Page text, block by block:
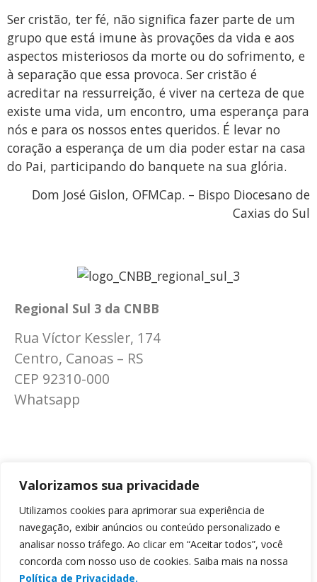
Valorizamos sua privacidade
Utilizamos cookies para aprimorar sua experiência de
navegação, exibir anúncios ou conteúdo personalizado e
analisar nosso tráfego. Ao clicar em “Aceitar todos”, você
concorda com nosso uso de cookies. Saiba mais na nossa
Política de Privacidade.
Ser cristão, ter fé, não significa fazer parte de um
grupo que está imune às provações da vida e aos
aspectos misteriosos da morte ou do sofrimento, e
à separação que essa provoca. Ser cristão é
acreditar na ressurreição, é viver na certeza de que
existe uma vida, um encontro, uma esperança para
nós e para os nossos entes queridos. É levar no
coração a esperança de um dia poder estar na casa
do Pai, participando do banquete na sua glória.
Dom José Gislon, OFMCap. – Bispo Diocesano de
Caxias do Sul
Regional Sul 3 da CNBB
Rua Víctor Kessler, 174
Centro, Canoas – RS
CEP 92310-000
Whatsapp
© Copyright 2025 CNBB Sul 3
Desenvolvido porMasterpress